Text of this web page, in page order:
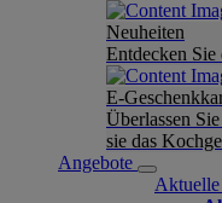
Neuheiten
Entdecken Sie
E-
Überlassen
sie das
Angebote